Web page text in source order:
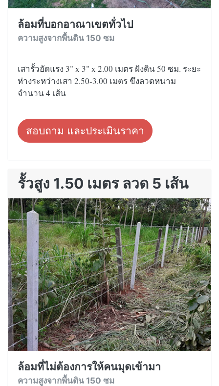
ล้อมที่บอกอาณาเขตทั่วไป
ความสูงจากพื้นดิน 150 ซม
เสารั้วอัดแรง 3" x 3" x 2.00 เมตร ฝังดิน 50 ซม. ระยะ
ห่างระหว่างเสา 2.50-3.00 เมตร ขึงลวดหนาม
จำนวน 4 เส้น
สอบถาม และประเมินราคา
รั้วสูง 1.50 เมตร ลวด 5 เส้น
ล้อมที่ไม่ต้องการให้คนมุดเข้ามา
ความสูงจากพื้นดิน 150 ซม